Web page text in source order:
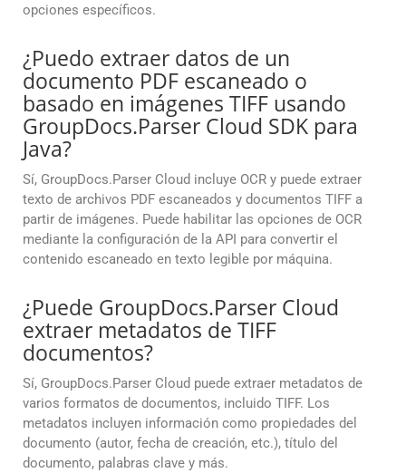
opciones específicos.
¿Puedo extraer datos de un
documento PDF escaneado o
basado en imágenes TIFF usando
GroupDocs.Parser Cloud SDK para
Java?
Sí, GroupDocs.Parser Cloud incluye OCR y puede extraer
texto de archivos PDF escaneados y documentos TIFF a
partir de imágenes. Puede habilitar las opciones de OCR
mediante la configuración de la API para convertir el
contenido escaneado en texto legible por máquina.
¿Puede GroupDocs.Parser Cloud
extraer metadatos de TIFF
documentos?
Sí, GroupDocs.Parser Cloud puede extraer metadatos de
varios formatos de documentos, incluido TIFF. Los
metadatos incluyen información como propiedades del
documento (autor, fecha de creación, etc.), título del
documento, palabras clave y más.